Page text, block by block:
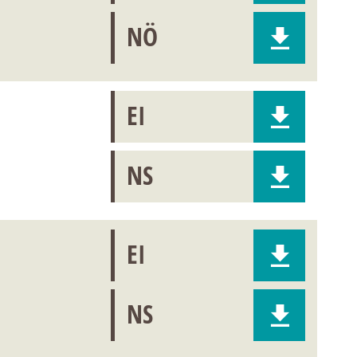
NÖ
EI
NS
EI
NS